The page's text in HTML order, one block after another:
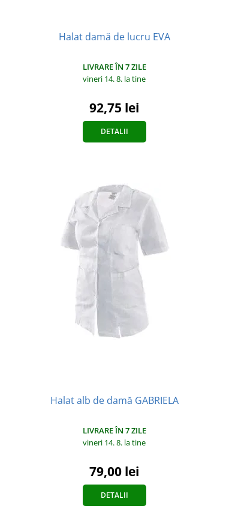
Halat damă de lucru EVA
LIVRARE ÎN 7 ZILE
vineri 14. 8. la tine
92,75 lei
DETALII
Halat alb de damă GABRIELA
LIVRARE ÎN 7 ZILE
vineri 14. 8. la tine
79,00 lei
DETALII